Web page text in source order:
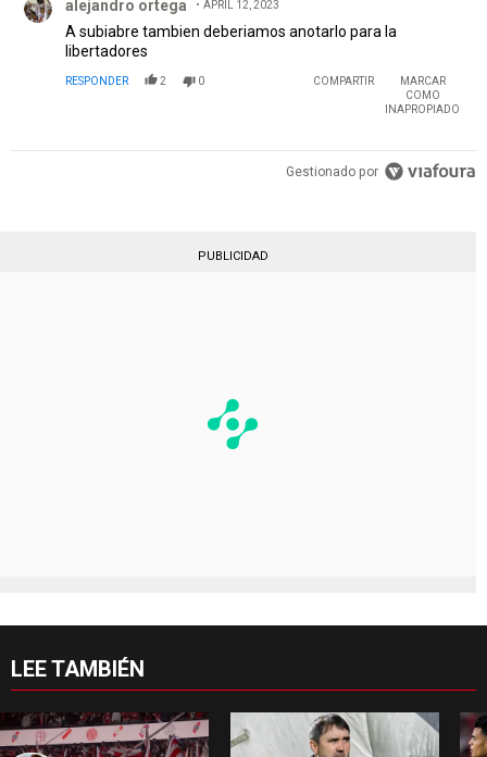
alejandro ortega APRIL 12, 2023
A subiabre tambien deberiamos anotarlo para la
libertadores
RESPONDER 2 0 COMPARTIR
MARCAR
COMO
INAPROPIADO
Gestionado por
PUBLICIDAD
LEE TAMBIÉN